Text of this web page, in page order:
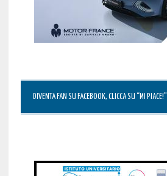
DIVENTA FAN SU FACEBOOK, CLICCA SU “MI PIACE!”